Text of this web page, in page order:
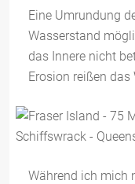
Eine Umrundung
Wasserstand
das Innere nicht
Erosion reißen
Während ich mich